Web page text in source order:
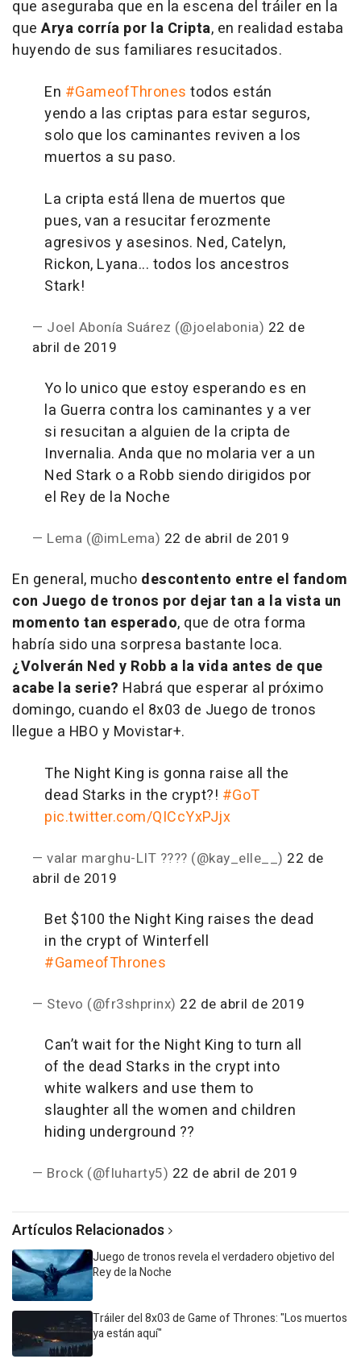
que aseguraba que en la escena del tráiler en la
que Arya corría por la Cripta, en realidad estaba
huyendo de sus familiares resucitados.
En #GameofThrones todos están
yendo a las criptas para estar seguros,
solo que los caminantes reviven a los
muertos a su paso.
La cripta está llena de muertos que
pues, van a resucitar ferozmente
agresivos y asesinos. Ned, Catelyn,
Rickon, Lyana... todos los ancestros
Stark!
— Joel Abonía Suárez (@joelabonia) 22 de
abril de 2019
Yo lo unico que estoy esperando es en
la Guerra contra los caminantes y a ver
si resucitan a alguien de la cripta de
Invernalia. Anda que no molaria ver a un
Ned Stark o a Robb siendo dirigidos por
el Rey de la Noche
— Lema (@imLema) 22 de abril de 2019
En general, mucho descontento entre el fandom
con Juego de tronos por dejar tan a la vista un
momento tan esperado, que de otra forma
habría sido una sorpresa bastante loca.
¿Volverán Ned y Robb a la vida antes de que
acabe la serie? Habrá que esperar al próximo
domingo, cuando el 8x03 de Juego de tronos
llegue a HBO y Movistar+.
The Night King is gonna raise all the
dead Starks in the crypt?! #GoT
pic.twitter.com/QICcYxPJjx
— valar marghu-LIT ???? (@kay_elle__) 22 de
abril de 2019
Bet $100 the Night King raises the dead
in the crypt of Winterfell
#GameofThrones
— Stevo (@fr3shprinx) 22 de abril de 2019
Can’t wait for the Night King to turn all
of the dead Starks in the crypt into
white walkers and use them to
slaughter all the women and children
hiding underground ??
— Brock (@fluharty5) 22 de abril de 2019
Artículos Relacionados
Juego de tronos revela el verdadero objetivo del
Rey de la Noche
Tráiler del 8x03 de Game of Thrones: "Los muertos
ya están aquí"